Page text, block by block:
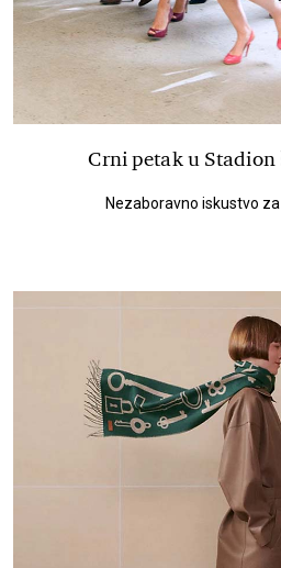
Crni petak u
Nezaboravno iskustvo